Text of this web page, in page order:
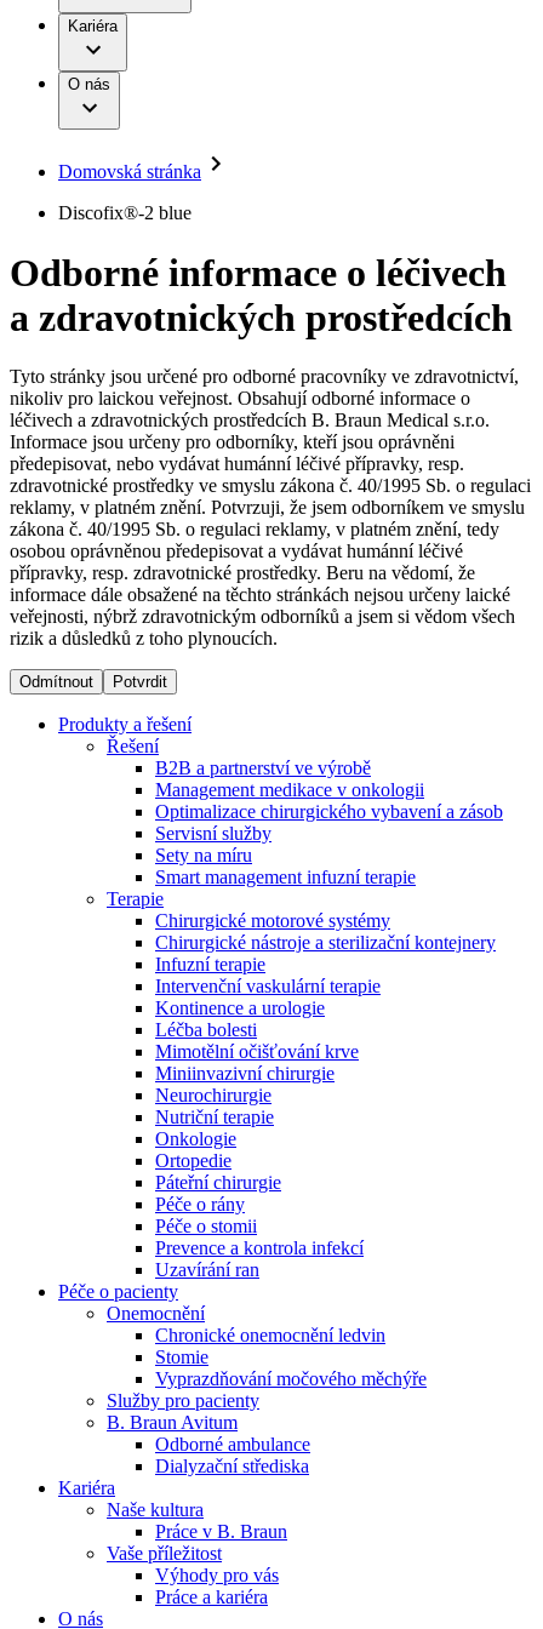
Léčba bolesti
Mimotělní očišťování krve
Neurochirurgie
Onkologie
Ortopedie
Páteřní chirurgie
Péče o rány
Prevence a kontrola infekcí
Uzavírání ran
Řešení
Terapie
Produktový katalog​
Objevte naše produkty. Navštivte produktový katalog B.
Braun s našim kompletním produktovým portfoliem.
Onemocnění
B. Braun Avitum
Dialyzační střediska​
B. Braun Avitum poskytuje kvalitní dialyzační péči ve všech
svých střediscích v České republice. Více informací se
dozvíte na stránkách jednotlivých středisek.
Odborné ambulance
Naše specializované ambulance jsou tu pro vás. Zvolte
specializaci a město, které potřebujete, a objednejte se do naší
ambulance.
Práce a kariéra
Naše kultura
Vaše příležitost​
Nabídky pracovních míst
Objevte své kariérní příležitosti ​v B. Braun. Vyhledejte náš trh
práce​ pro zajímavé pozice.​
Odpovědnost
Média
Tiskové zprávy
Kontakt
Kontaktní formulář
Registrace k odběru newsletteru
Odpovědnost
Média
Kontakt
Zůstaňte v dialogu s B. Braun. ​Kontaktujte nás.​
Kariéra
O nás
Domovská stránka
Discofix®-2 blue
Odborné informace o léčivech
a zdravotnických prostředcích
Tyto stránky jsou určené pro odborné pracovníky ve zdravotnictví,
nikoliv pro laickou veřejnost. Obsahují odborné informace o
léčivech a zdravotnických prostředcích B. Braun Medical s.r.o.
Informace jsou určeny pro odborníky, kteří jsou oprávněni
předepisovat, nebo vydávat humánní léčivé přípravky, resp.
zdravotnické prostředky ve smyslu zákona č. 40/1995 Sb. o regulaci
reklamy, v platném znění. Potvrzuji, že jsem odborníkem ve smyslu
zákona č. 40/1995 Sb. o regulaci reklamy, v platném znění, tedy
osobou oprávněnou předepisovat a vydávat humánní léčivé
přípravky, resp. zdravotnické prostředky. Beru na vědomí, že
informace dále obsažené na těchto stránkách nejsou určeny laické
veřejnosti, nýbrž zdravotnickým odborníků a jsem si vědom všech
rizik a důsledků z toho plynoucích.
Odmítnout Potvrdit
Produkty a řešení
Řešení
B2B a partnerství ve výrobě
Management medikace v onkologii
Optimalizace chirurgického vybavení a zásob
Servisní služby
Sety na míru
Smart management infuzní terapie​
Terapie
Chirurgické motorové systémy
Chirurgické nástroje a sterilizační kontejnery
Infuzní terapie
Intervenční vaskulární terapie
Kontinence a urologie
Léčba bolesti
Mimotělní očišťování krve
Miniinvazivní chirurgie
Neurochirurgie
Nutriční terapie
Onkologie
Ortopedie
Páteřní chirurgie
Péče o rány
Péče o stomii
Prevence a kontrola infekcí
Uzavírání ran
Péče o pacienty
Onemocnění
Chronické onemocnění ledvin
Stomie
Vyprazdňování močového měchýře
Služby pro pacienty
B. Braun Avitum
Odborné ambulance
Dialyzační střediska
Kariéra
Naše kultura
Práce v B. Braun
Vaše příležitost​
Výhody pro vás
Práce a kariéra
O nás